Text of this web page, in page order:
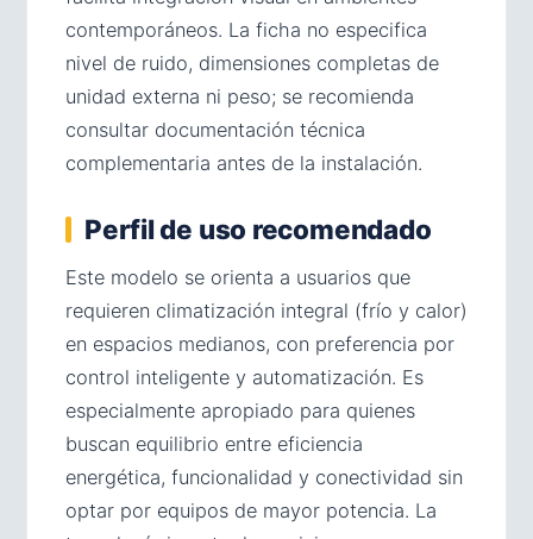
contemporáneos. La ficha no especifica
nivel de ruido, dimensiones completas de
unidad externa ni peso; se recomienda
consultar documentación técnica
complementaria antes de la instalación.
Perfil de uso recomendado
Este modelo se orienta a usuarios que
requieren climatización integral (frío y calor)
en espacios medianos, con preferencia por
control inteligente y automatización. Es
especialmente apropiado para quienes
buscan equilibrio entre eficiencia
energética, funcionalidad y conectividad sin
optar por equipos de mayor potencia. La